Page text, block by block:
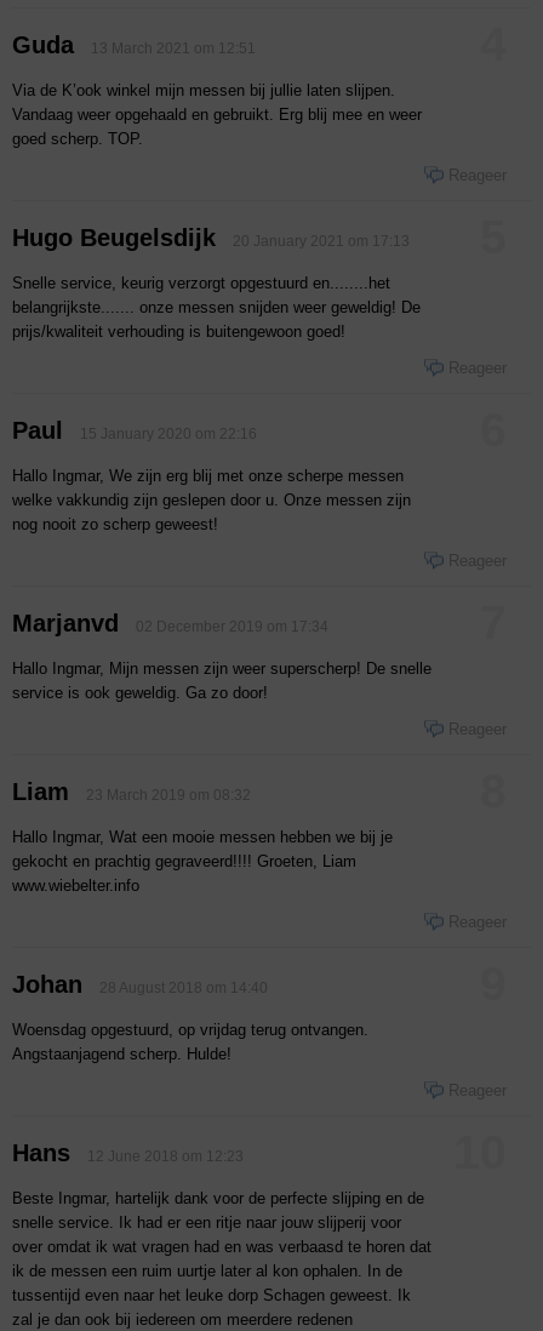
Guda 13 March 2021 om 12:51
Via de K’ook winkel mijn messen bij jullie laten slijpen.
Vandaag weer opgehaald en gebruikt. Erg blij mee en weer
goed scherp. TOP.
Reageer
Hugo Beugelsdijk 20 January 2021 om 17:13
Snelle service, keurig verzorgt opgestuurd en........het
belangrijkste....... onze messen snijden weer geweldig! De
prijs/kwaliteit verhouding is buitengewoon goed!
Reageer
Paul 15 January 2020 om 22:16
Hallo Ingmar, We zijn erg blij met onze scherpe messen
welke vakkundig zijn geslepen door u. Onze messen zijn
nog nooit zo scherp geweest!
Reageer
Marjanvd 02 December 2019 om 17:34
Hallo Ingmar, Mijn messen zijn weer superscherp! De snelle
service is ook geweldig. Ga zo door!
Reageer
Liam 23 March 2019 om 08:32
Hallo Ingmar, Wat een mooie messen hebben we bij je
gekocht en prachtig gegraveerd!!!! Groeten, Liam
www.wiebelter.info
Reageer
Johan 28 August 2018 om 14:40
Woensdag opgestuurd, op vrijdag terug ontvangen.
Angstaanjagend scherp. Hulde!
Reageer
Hans 12 June 2018 om 12:23
Beste Ingmar, hartelijk dank voor de perfecte slijping en de
snelle service. Ik had er een ritje naar jouw slijperij voor
over omdat ik wat vragen had en was verbaasd te horen dat
ik de messen een ruim uurtje later al kon ophalen. In de
tussentijd even naar het leuke dorp Schagen geweest. Ik
zal je dan ook bij iedereen om meerdere redenen